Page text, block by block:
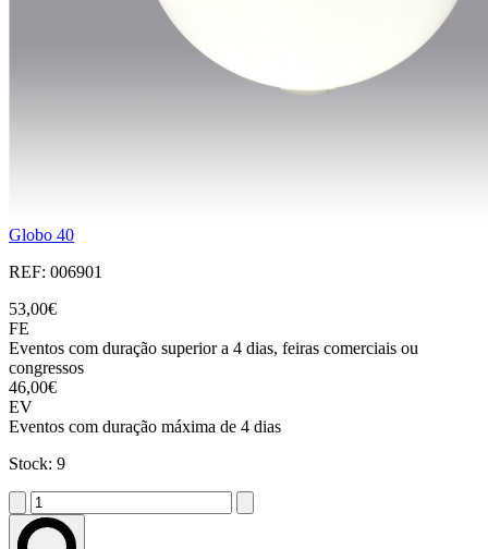
Globo 40
REF: 006901
53,00€
FE
Eventos com duração superior a 4 dias, feiras comerciais ou
congressos
46,00€
EV
Eventos com duração máxima de 4 dias
Stock: 9